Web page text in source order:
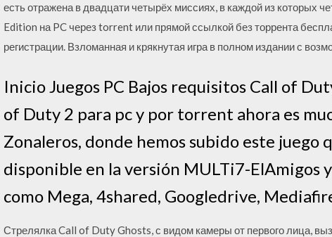
есть отражена в двадцати четырёх миссиях, в каждой из
Edition на PC через torrent или прямой ссылкой без торрента
регистрации. Взломанная и крякнутая игра в полном издании с
Inicio Juegos PC Bajos requisitos Call of
of Duty 2 para pc y por torrent ahora es
Zonaleros, donde hemos subido este
disponible en la versión MULTi7-ElAmigos
como Mega, 4shared, Googledrive,
Стрелялка Call of Duty Ghosts, с видом камеры от первого лица,